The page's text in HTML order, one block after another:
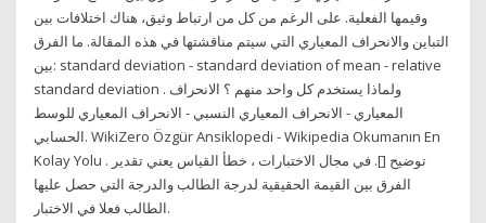
وقيمها الفعلية. على الرغم من كل من ارتباط وثيق، هناك اختلافات بين
التباين والانحراف المعياري التي سيتم مناقشتها في هذه المقالة. ما الفرق
بين: standard deviation - standard deviation of mean - relative
standard deviation . ولماذا يستخدم كل واحد منهم ؟ الانحراف
المعياري - الانحراف المعياري النسبي - الانحراف المعياري للوسط
الحسابي. WikiZero Özgür Ansiklopedi - Wikipedia Okumanın En
Kolay Yolu . توضيح []. في مجال الاختبارات ، خطأ القياس يعني تقدير
الفرق بين القيمة الحقيقية لدرجة الطالب والدرجة التي حصل عليها
الطالب فعلا في الاختبار.